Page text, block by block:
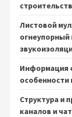
Листовой
Информация
особенности
Структура и
каналов и